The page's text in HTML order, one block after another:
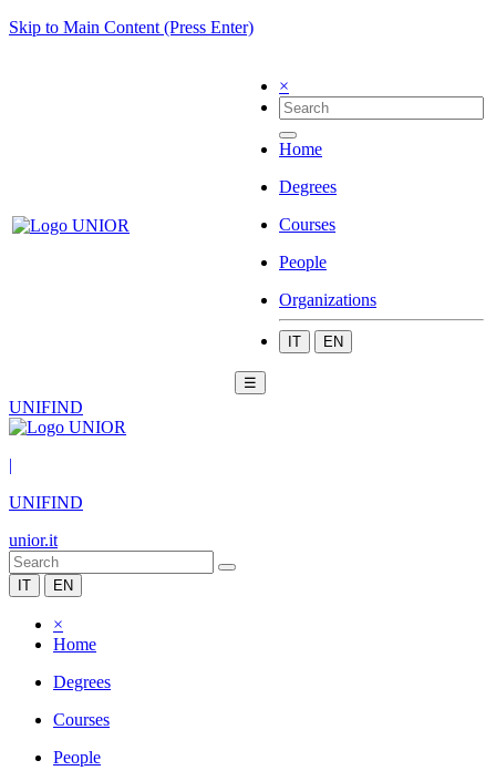
Skip to Main Content (Press Enter)
×
Home
Degrees
Courses
People
Organizations
IT EN
☰
UNIFIND
|
UNIFIND
unior.it
IT EN
×
Home
Degrees
Courses
People